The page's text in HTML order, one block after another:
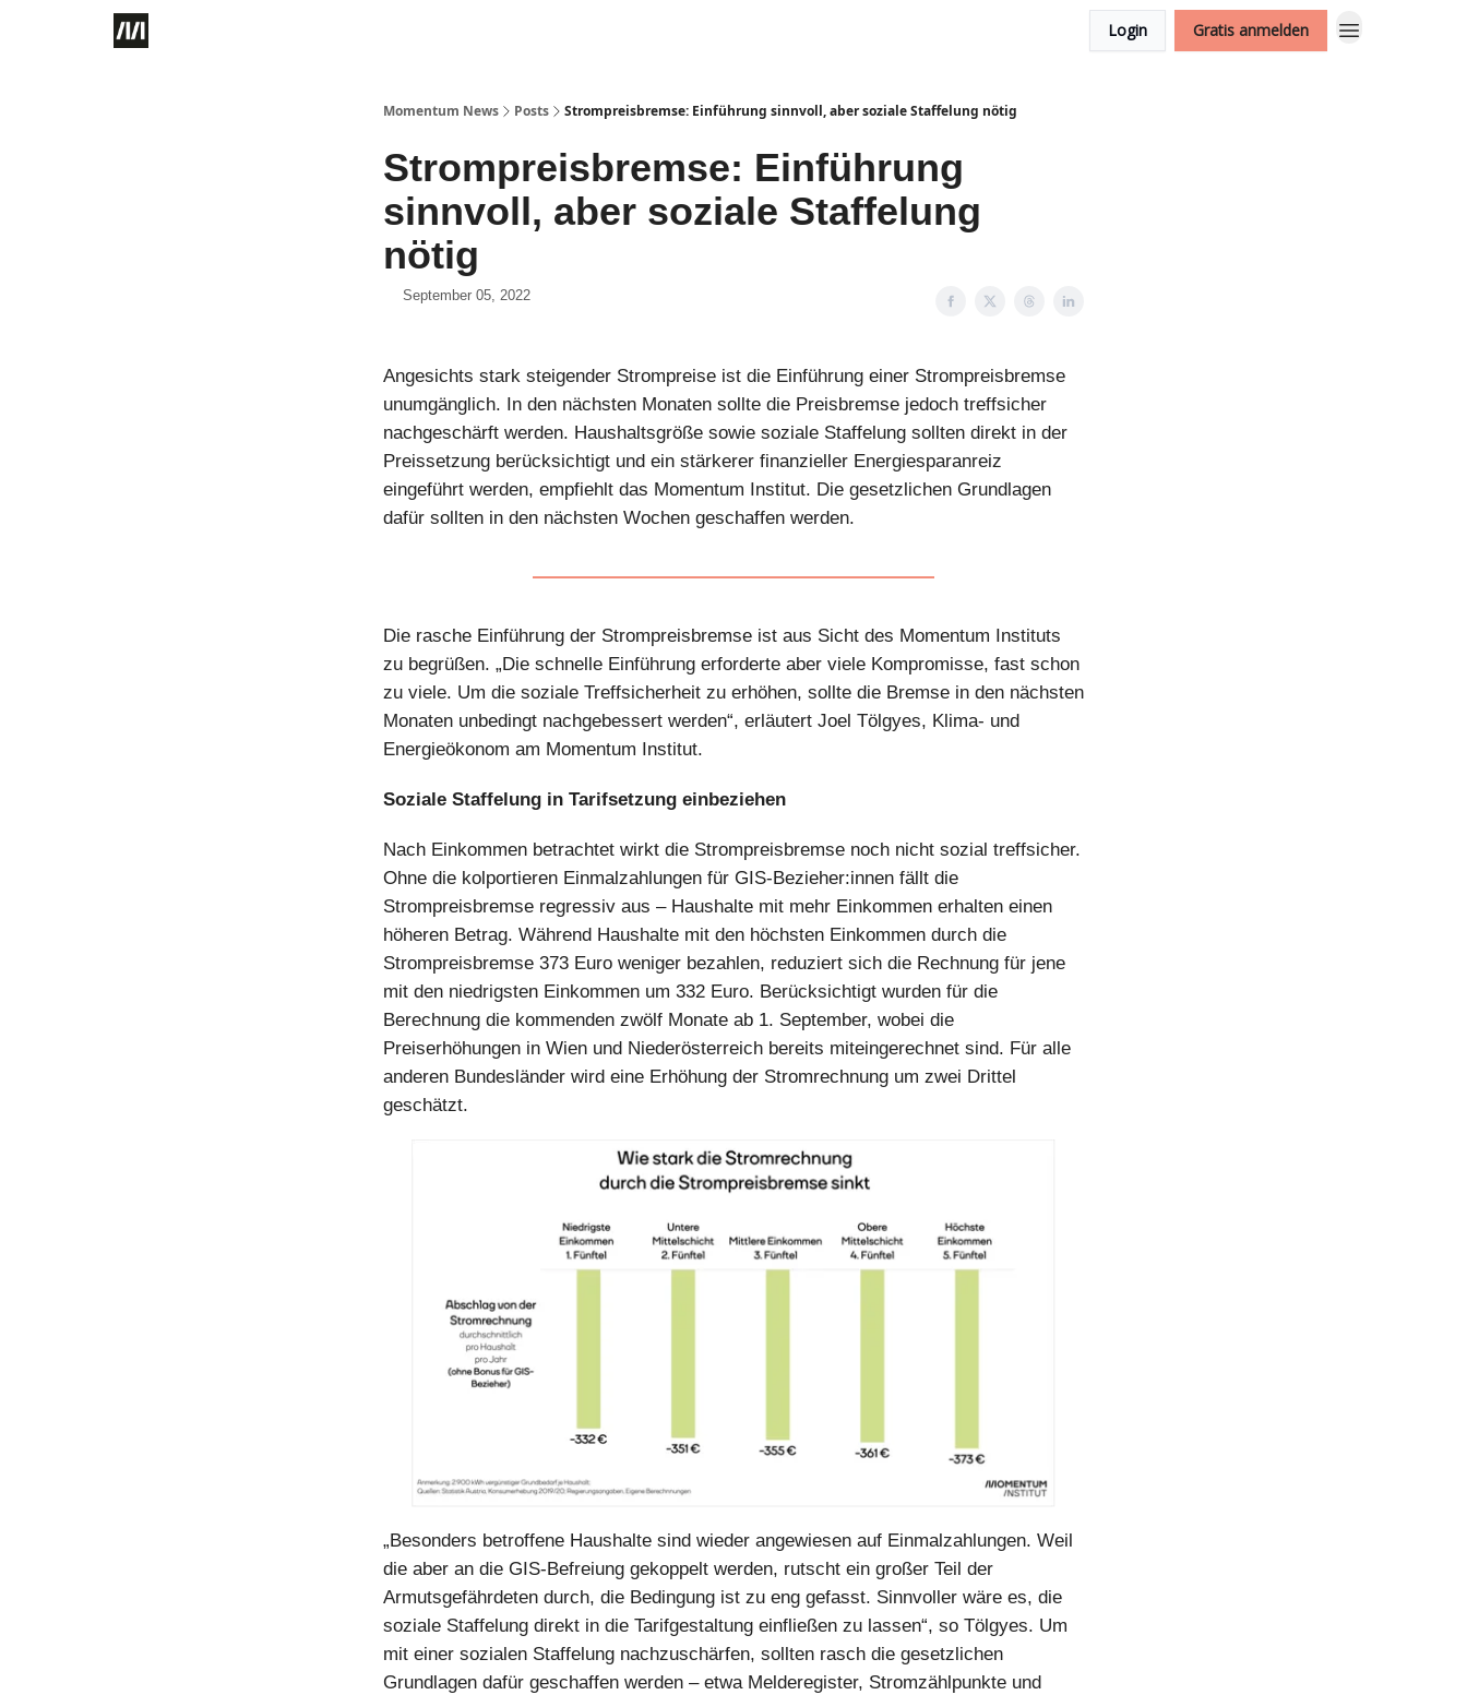
Login Gratis anmelden
Momentum News Posts Strompreisbremse: Einführung sinnvoll, aber soziale Staffelung nötig
Strompreisbremse: Einführung
sinnvoll, aber soziale Staffelung
nötig
September 05, 2022
Angesichts stark steigender Strompreise ist die Einführung einer Strompreisbremse
unumgänglich. In den nächsten Monaten sollte die Preisbremse jedoch treffsicher
nachgeschärft werden. Haushaltsgröße sowie soziale Staffelung sollten direkt in der
Preissetzung berücksichtigt und ein stärkerer finanzieller Energiesparanreiz
eingeführt werden, empfiehlt das Momentum Institut. Die gesetzlichen Grundlagen
dafür sollten in den nächsten Wochen geschaffen werden.
Die rasche Einführung der Strompreisbremse ist aus Sicht des Momentum Instituts
zu begrüßen. „Die schnelle Einführung erforderte aber viele Kompromisse, fast schon
zu viele. Um die soziale Treffsicherheit zu erhöhen, sollte die Bremse in den nächsten
Monaten unbedingt nachgebessert werden“, erläutert Joel Tölgyes, Klima- und
Energieökonom am Momentum Institut.
Soziale Staffelung in Tarifsetzung einbeziehen
Nach Einkommen betrachtet wirkt die Strompreisbremse noch nicht sozial treffsicher.
Ohne die kolportieren Einmalzahlungen für GIS-Bezieher:innen fällt die
Strompreisbremse regressiv aus – Haushalte mit mehr Einkommen erhalten einen
höheren Betrag. Während Haushalte mit den höchsten Einkommen durch die
Strompreisbremse 373 Euro weniger bezahlen, reduziert sich die Rechnung für jene
mit den niedrigsten Einkommen um 332 Euro. Berücksichtigt wurden für die
Berechnung die kommenden zwölf Monate ab 1. September, wobei die
Preiserhöhungen in Wien und Niederösterreich bereits miteingerechnet sind. Für alle
anderen Bundesländer wird eine Erhöhung der Stromrechnung um zwei Drittel
geschätzt.
„Besonders betroffene Haushalte sind wieder angewiesen auf Einmalzahlungen. Weil
die aber an die GIS-Befreiung gekoppelt werden, rutscht ein großer Teil der
Armutsgefährdeten durch, die Bedingung ist zu eng gefasst. Sinnvoller wäre es, die
soziale Staffelung direkt in die Tarifgestaltung einfließen zu lassen“, so Tölgyes. Um
mit einer sozialen Staffelung nachzuschärfen, sollten rasch die gesetzlichen
Grundlagen dafür geschaffen werden – etwa Melderegister, Stromzählpunkte und